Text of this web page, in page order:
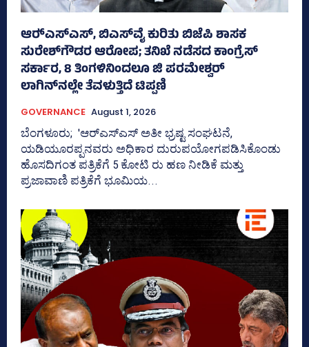
ಆರ್‍‌ಎಸ್‌ಎಸ್‌, ಬಿಎಸ್‌ವೈ ಕುರಿತು ಬಿಜೆಪಿ ಶಾಸಕ
ಸುರೇಶ್‌ಗೌಡರ ಆರೋಪ; ತನಿಖೆ ನಡೆಸದ ಕಾಂಗ್ರೆಸ್‌
ಸರ್ಕಾರ, 8 ತಿಂಗಳಿನಿಂದಲೂ ಜಿ ಪರಮೇಶ್ವರ್
ಲಾಗಿನ್‌ನಲ್ಲೇ ತೆವಳುತ್ತಿದೆ ಟಿಪ್ಪಣಿ
GOVERNANCE August 1, 2026
ಬೆಂಗಳೂರು; 'ಆರ್‍‌ಎಸ್‌ಎಸ್‌ ಅತೀ ಭ್ರಷ್ಟ ಸಂಘಟನೆ,
ಯಡಿಯೂರಪ್ಪನವರು ಅಧಿಕಾರ ದುರುಪಯೋಗಪಡಿಸಿಕೊಂಡು
ಹೊಸದಿಗಂತ ಪತ್ರಿಕೆಗೆ 5 ಕೋಟಿ ರು ಹಣ ನೀಡಿಕೆ ಮತ್ತು
ಪ್ರಜಾವಾಣಿ ಪತ್ರಿಕೆಗೆ ಭೂಮಿಯ...